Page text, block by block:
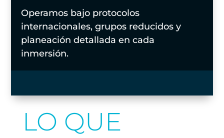
Operamos bajo protocolos
internacionales, grupos reducidos y
planeación detallada en cada
inmersión.
LO QUE